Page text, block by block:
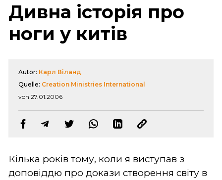
Дивна історія про
ноги у китів
Autor: Карл Віланд
Quelle: Creation Ministries International
von 27.01.2006
Кілька років тому, коли я виступав з
доповіддю про докази створення світу в